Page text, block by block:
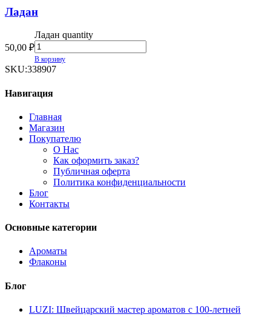
Ладан
50,00 ₽
Ладан quantity
В корзину
SKU:338907
Навигация
Главная
Магазин
Покупателю
О Нас
Как оформить заказ?
Публичная оферта
Политика конфиденциальности
Блог
Контакты
Основные категории
Ароматы
Флаконы
Блог
LUZI: Швейцарский мастер ароматов с 100-летней